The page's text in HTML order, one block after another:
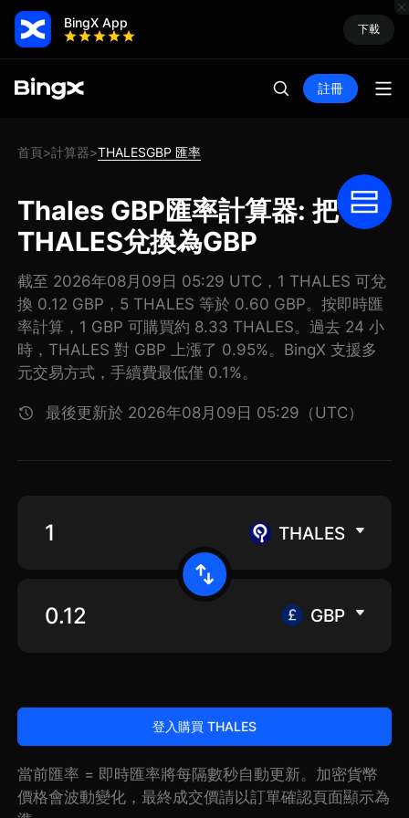
BingX App 下載
註冊
首頁>計算器>THALESGBP 匯率
Thales GBP匯率計算器: 把
THALES兌換為GBP
截至 2026年08月09日 05:29 UTC，1 THALES 可兌
換 0.12 GBP，5 THALES 等於 0.60 GBP。按即時匯
率計算，1 GBP 可購買約 8.33 THALES。過去 24 小
時，THALES 對 GBP 上漲了 0.95%。BingX 支援多
元交易方式，手續費最低僅 0.1%。
最後更新於 2026年08月09日 05:29（UTC）
THALES
GBP
登入購買 THALES
當前匯率 = 即時匯率將每隔數秒自動更新。加密貨幣
價格會波動變化，最終成交價請以訂單確認頁面顯示為